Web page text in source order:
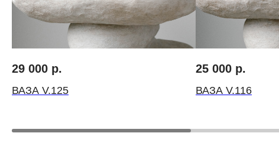
29 000 р.
ВАЗА V.125
25 000 р.
ВАЗА V.116
Авторские букеты
Вакансии
Моно-букеты
Корзины цветов
Цветочный коворкинг
Контакты
Доставка